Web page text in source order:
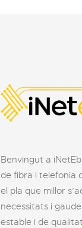
Benvingut a
de fibra i telefonia
el pla que millor
necessitats i
estable i de